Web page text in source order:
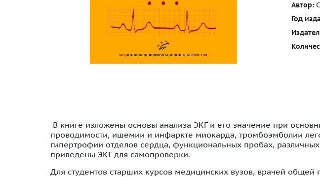
Автор:
Год
В книге изложены основы анализа ЭКГ и его значение при
проводимости, ишемии и инфаркте миокарда, тромбоэмболии
гипертрофии отделов сердца, функциональных пробах,
приведены ЭКГ для самопроверки.
Для студентов старших курсов медицинских вузов, врачей общей